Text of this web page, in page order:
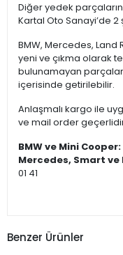
Diğer yedek
Kartal Oto Sanayi’de
BMW, Mercedes,
yeni ve çıkma olarak
bulunamayan parçalar
içerisinde getirilebilir.
Anlaşmalı kargo ile
ve mail order
BMW ve Mini Cooper:
Mercedes, Smart ve
01 41
Benzer Ürünler